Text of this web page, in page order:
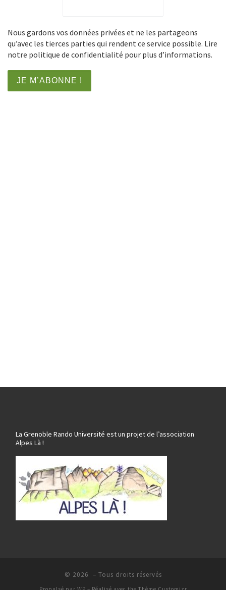
Nous gardons vos données privées et ne les partageons
qu’avec les tierces parties qui rendent ce service possible. Lire
notre politique de confidentialité pour plus d’informations.
La Grenoble Rando Université est un projet de l’association
Alpes Là !
© 2026 – Tous droits réservés